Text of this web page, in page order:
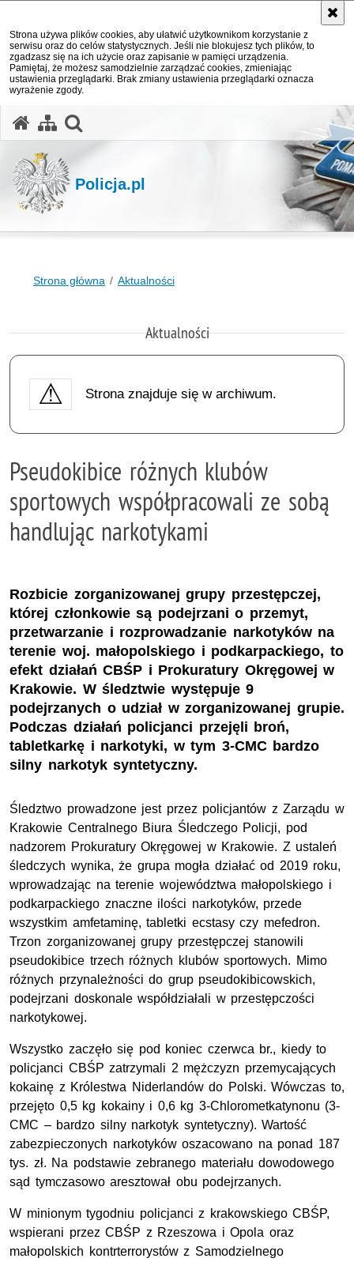
Strona używa plików cookies, aby ułatwić użytkownikom korzystanie z
serwisu oraz do celów statystycznych. Jeśli nie blokujesz tych plików, to
zgadzasz się na ich użycie oraz zapisanie w pamięci urządzenia.
Pamiętaj, że możesz samodzielnie zarządzać cookies, zmieniając
ustawienia przeglądarki. Brak zmiany ustawienia przeglądarki oznacza
wyrażenie zgody.
Policja.pl
Strona główna Aktualności
Aktualności
Strona znajduje się w archiwum.
Pseudokibice różnych klubów
sportowych współpracowali ze sobą
handlując narkotykami
Rozbicie zorganizowanej grupy przestępczej,
której członkowie są podejrzani o przemyt,
przetwarzanie i rozprowadzanie narkotyków na
terenie woj. małopolskiego i podkarpackiego, to
efekt działań CBŚP i Prokuratury Okręgowej w
Krakowie. W śledztwie występuje 9
podejrzanych o udział w zorganizowanej grupie.
Podczas działań policjanci przejęli broń,
tabletkarkę i narkotyki, w tym 3-CMC bardzo
silny narkotyk syntetyczny.
Śledztwo prowadzone jest przez policjantów z Zarządu w
Krakowie Centralnego Biura Śledczego Policji, pod
nadzorem Prokuratury Okręgowej w Krakowie. Z ustaleń
śledczych wynika, że grupa mogła działać od 2019 roku,
wprowadzając na terenie województwa małopolskiego i
podkarpackiego znaczne ilości narkotyków, przede
wszystkim amfetaminę, tabletki ecstasy czy mefedron.
Trzon zorganizowanej grupy przestępczej stanowili
pseudokibice trzech różnych klubów sportowych. Mimo
różnych przynależności do grup pseudokibicowskich,
podejrzani doskonale współdziałali w przestępczości
narkotykowej.
Wszystko zaczęło się pod koniec czerwca br., kiedy to
policjanci CBŚP zatrzymali 2 mężczyzn przemycających
kokainę z Królestwa Niderlandów do Polski. Wówczas to,
przejęto 0,5 kg kokainy i 0,6 kg 3-Chlorometkatynonu (3-
CMC – bardzo silny narkotyk syntetyczny). Wartość
zabezpieczonych narkotyków oszacowano na ponad 187
tys. zł. Na podstawie zebranego materiału dowodowego
sąd tymczasowo aresztował obu podejrzanych.
W minionym tygodniu policjanci z krakowskiego CBŚP,
wspierani przez CBŚP z Rzeszowa i Opola oraz
małopolskich kontrterrorystów z Samodzielnego